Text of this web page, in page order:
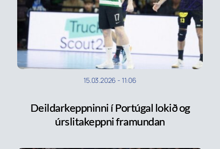
15.03.2026 - 11:06
Deildarkeppninni í Portúgal lokið og
úrslitakeppni framundan